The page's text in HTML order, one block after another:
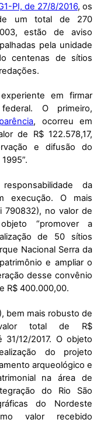
PI, de 27/8/2016, os
um total de 270
estão de aviso
pela unidade
centenas de sítios
em firmar
O primeiro,
, ocorreu em
de R$ 122.578,17,
e difusão do
da
execução. O mais
790832), no valor de
“promover a
de 50 sítios
Nacional Serra da
e ampliar o
desse convênio
R$ 400.000,00.
bem mais robusto de
total de R$
31/12/2017. O objeto
do projeto
arqueológico e
na área de
do Rio São
do Nordeste
valor recebido